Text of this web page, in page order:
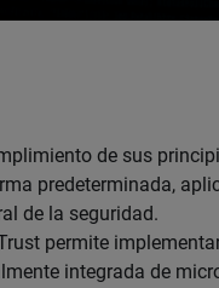
de sus
predeterminada,
de la seguridad.
permite
integrada de